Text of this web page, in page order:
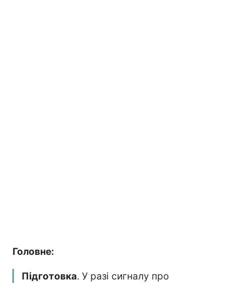
Головне:
Підготовка. У разі сигналу про